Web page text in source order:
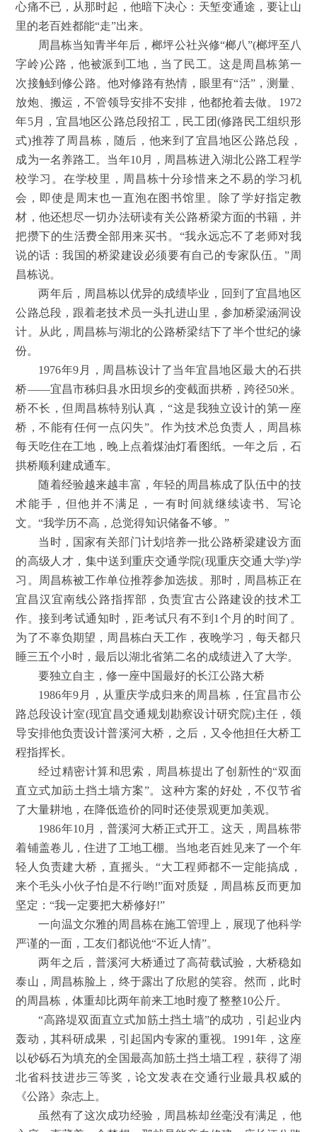
心痛不已，从那时起，他暗下决心：天堑变通途，要让山
里的老百姓都能“走”出来。
周昌栋当知青半年后，榔坪公社兴修“榔八”(榔坪至八
字岭)公路，他被派到工地，当了民工。这是周昌栋第一
次接触到修公路。他对修路有热情，眼里有“活”，测量、
放炮、搬运，不管领导安排不安排，他都抢着去做。1972
年5月，宜昌地区公路总段招工，民工团(修路民工组织形
式)推荐了周昌栋，随后，他来到了宜昌地区公路总段，
成为一名养路工。当年10月，周昌栋进入湖北公路工程学
校学习。在学校里，周昌栋十分珍惜来之不易的学习机
会，即使是周末也一直泡在图书馆里。除了学好指定教
材，他还想尽一切办法研读有关公路桥梁方面的书籍，并
把攒下的生活费全部用来买书。“我永远忘不了老师对我
说的话：我国的桥梁建设必须要有自己的专家队伍。”周
昌栋说。
两年后，周昌栋以优异的成绩毕业，回到了宜昌地区
公路总段，跟着老技术员一头扎进山里，参加桥梁涵洞设
计。从此，周昌栋与湖北的公路桥梁结下了半个世纪的缘
份。
1976年9月，周昌栋设计了当年宜昌地区最大的石拱
桥——宜昌市秭归县水田坝乡的变截面拱桥，跨径50米。
桥不长，但周昌栋特别认真，“这是我独立设计的第一座
桥，不能有任何一点闪失”。作为技术总负责人，周昌栋
每天吃住在工地，晚上点着煤油灯看图纸。一年之后，石
拱桥顺利建成通车。
随着经验越来越丰富，年轻的周昌栋成了队伍中的技
术能手，但他并不满足，一有时间就继续读书、写论
文。“我学历不高，总觉得知识储备不够。”
当时，国家有关部门计划培养一批公路桥梁建设方面
的高级人才，集中送到重庆交通学院(现重庆交通大学)学
习。周昌栋被工作单位推荐参加选拔。那时，周昌栋正在
宜昌汉宜南线公路指挥部，负责宜古公路建设的技术工
作。接到考试通知时，距考试只有不到1个月的时间了。
为了不辜负期望，周昌栋白天工作，夜晚学习，每天都只
睡三五个小时，最后以湖北省第二名的成绩进入了大学。
要独立自主，修一座中国最好的长江公路大桥
1986年9月，从重庆学成归来的周昌栋，任宜昌市公
路总段设计室(现宜昌交通规划勘察设计研究院)主任，领
导安排他负责设计普溪河大桥，之后，又令他担任大桥工
程指挥长。
经过精密计算和思索，周昌栋提出了创新性的“双面
直立式加筯土挡土墙方案”。这种方案的好处，不仅节省
了大量耕地，在降低造价的同时还使景观更加美观。
1986年10月，普溪河大桥正式开工。这天，周昌栋带
着铺盖卷儿，住进了工地工棚。当地老百姓见来了一个年
轻人负责建大桥，直摇头。“大工程师都不一定能搞成，
来个毛头小伙子怕是不行哟!”面对质疑，周昌栋反而更加
坚定：“我一定要把大桥修好!”
一向温文尔雅的周昌栋在施工管理上，展现了他科学
严谨的一面，工友们都说他“不近人情”。
两年之后，普溪河大桥通过了高荷载试验，大桥稳如
泰山，周昌栋脸上，终于露出了欣慰的笑容。然而，此时
的周昌栋，体重却比两年前来工地时瘦了整整10公斤。
“高路堤双面直立式加筋土挡土墙”的成功，引起业内
轰动，其科研成果，引起国内专家的重视。1991年，这座
以砂砾石为填充的全国最高加筋土挡土墙工程，获得了湖
北省科技进步三等奖，论文发表在交通行业最具权威的
《公路》杂志上。
虽然有了这次成功经验，周昌栋却丝毫没有满足，他